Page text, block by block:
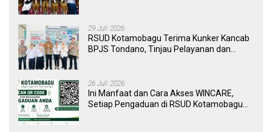
29 Juli 2026
RSUD Kotamobagu Terima Kunker Kancab
BPJS Tondano, Tinjau Pelayanan dan
26 Juli 2026
Ini Manfaat dan Cara Akses WINCARE,
Setiap Pengaduan di RSUD Kotamobagu